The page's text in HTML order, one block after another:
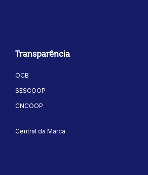
Transparência
OCB
SESCOOP
CNCOOP
Central da Marca